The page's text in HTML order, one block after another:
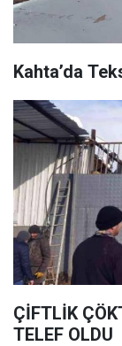
Kahta’da
ÇİFTLİK
TELEF OLDU